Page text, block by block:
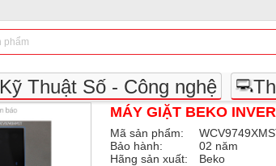
Kỹ Thuật Số - Công nghệ
MÁY GIẶT BEKO
Mã sản phẩm:
Bảo hành:
02 năm
Hãng sản xuất:
Beko